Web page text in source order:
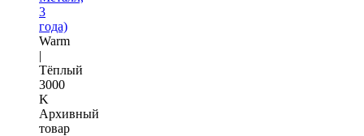
3
года)
Warm
|
Тёплый
3000
K
Архивный
товар